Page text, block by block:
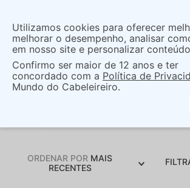
localização
As ofertas e opções de
acordo com a região.Não sei
O que você procura?
ORDENAR POR MAIS
RECENTES
Utilizamos cookies para oferecer
melhorar o desempenho, analisar
em nosso site e personalizar
Confirmo ser maior de 12 anos e ter
concordado com a Política de
Mundo do Cabeleireiro.